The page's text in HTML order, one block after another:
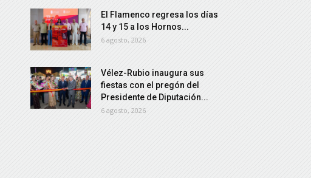
El Flamenco regresa los días
14 y 15 a los Hornos...
6 agosto, 2026
Vélez-Rubio inaugura sus
fiestas con el pregón del
Presidente de Diputación...
6 agosto, 2026